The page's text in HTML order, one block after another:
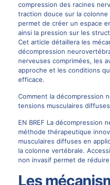
compression des racines
traction douce sur la
permet de créer un espace
ainsi la pression sur les
Cet article détaillera les
décompression
nerveuses comprimées, les
approche et les conditions
efficace.
Comment la décompression
tensions musculaires diffuses
EN BREF La décompression
méthode thérapeutique
musculaires diffuses en
la colonne vertébrale.
non invasif permet de
Les